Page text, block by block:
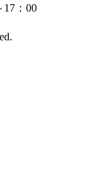
～17：00